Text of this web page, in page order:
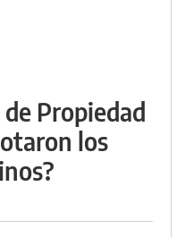
Propiedad
los